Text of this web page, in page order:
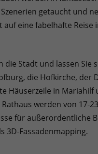
getaucht und
auf eine fabelhafte Reise
die Stadt und lassen Sie
die Hofkirche, der
Häuserzeile in Mariahilf
werden von 17-
für außerordentliche
3D-Fassadenmapping.